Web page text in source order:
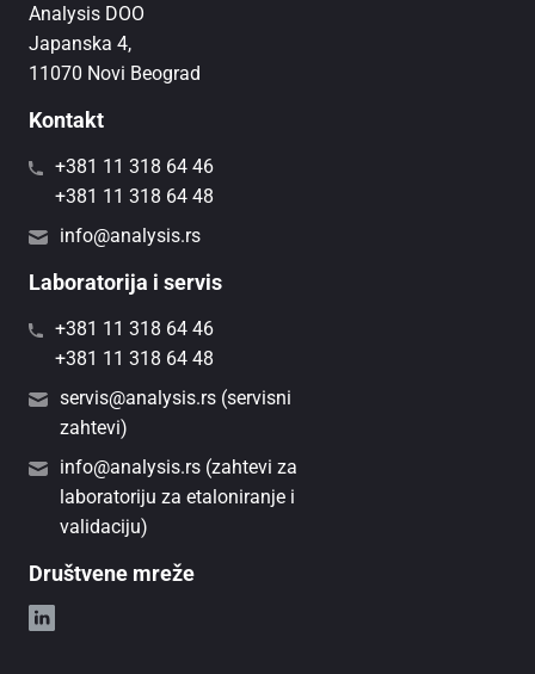
Analysis DOO
Japanska 4,
11070 Novi Beograd
Kontakt
+381 11 318 64 46
+381 11 318 64 48
info@analysis.rs
Laboratorija i servis
+381 11 318 64 46
+381 11 318 64 48
servis@analysis.rs (servisni
zahtevi)
info@analysis.rs (zahtevi za
laboratoriju za etaloniranje i
validaciju)
Društvene mreže